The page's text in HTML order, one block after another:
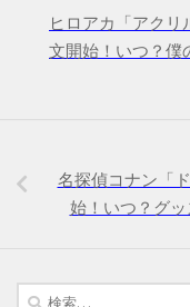
ヒロアカ「アク
文開始！いつ？僕
名探偵コナン「
始！いつ？グ
検